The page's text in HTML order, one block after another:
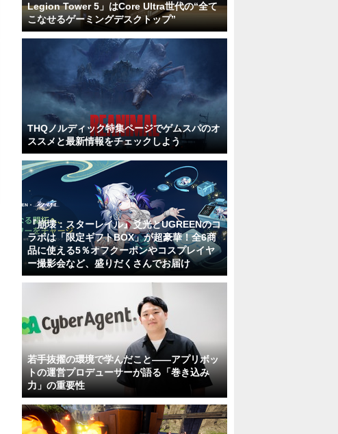
Legion Tower 5」はCore Ultra世代の“全て
こなせるゲーミングデスクトップ”
THQノルディック特集ページでゲムスパのオ
ススメと最新情報をチェックしよう
『崩壊：スターレイル』爻光とUGREENのコ
ラボは「限定ギフトBOX」が超豪華！全6商
品に使える5％オフクーポンやコスプレイヤ
ー撮影会など、盛りだくさんでお届け
若手抜擢の環境で学んだこと――アプリボッ
トの運営プロデューサーが語る「巻き込み
力」の重要性